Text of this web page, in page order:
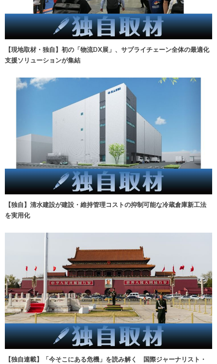
【現地取材・独自】初の「物流DX展」、サプライチェーン全体の最適化
支援ソリューションが集結
【独自】清水建設が建設・維持管理コストの抑制可能な冷蔵倉庫新工法
を実用化
【独自連載】「今そこにある危機」を読み解く 国際ジャーナリスト・